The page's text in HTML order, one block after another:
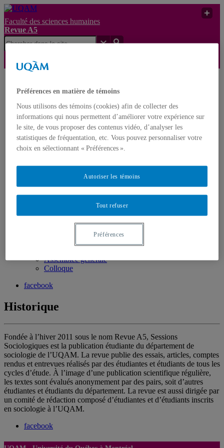
Faculté des sciences humaines
Revue A5
Accueil
À propos
Équipe
Historique
Dernier numéro
Anciens numéros
Actes de colloque
Directives de publication
Procédures de publication
Guide de féminisation
Assemblée générale
Colloque
facebook
Historique
Fondée à l’hiver 2011 sous le nom Revue A5, Sessions
Sociologiques est la publication étudiante du département de
sociologie de l’UQAM. La revue publie des essais, articles, comptes
rendus et entrevues réalisés par des étudiantes et étudiants de tous les
cycles d’étude. À l’image d’une publication scientifique régulière,
les textes sont évalués anonymement par des pairs, soit d’autres
étudiantes et étudiants du département. La revue est aussi dirigée par
un comité de rédaction composé d’étudiantes et d’étudiants inscrits
en sociologie à l’UQAM.
facebook
Préférences en matière de témoins
Nous utilisons des témoins (cookies) afin de collecter des
informations qui nous permettent d’améliorer votre expérience sur
le site, de vous proposer des contenus vidéo, d’analyser les
statistiques de fréquentation, etc. Vous pouvez personnaliser votre
choix en sélectionnant « Préférences ».
Tout refuser
Autoriser les témoins
Préférences